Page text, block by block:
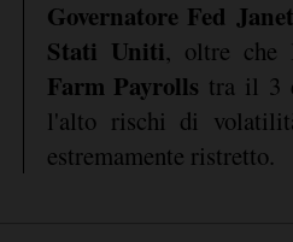
Governatore Fed
Stati Uniti, oltre
Farm Payrolls tra il 3
l'alto rischi di
estremamente ristretto.